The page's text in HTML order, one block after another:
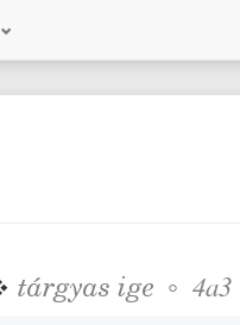
tárgyas ige ◦ 4a3